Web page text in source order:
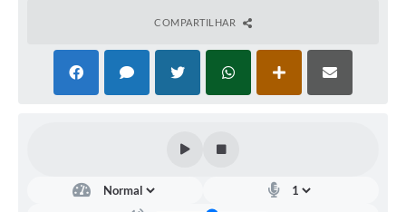
COMPARTILHAR